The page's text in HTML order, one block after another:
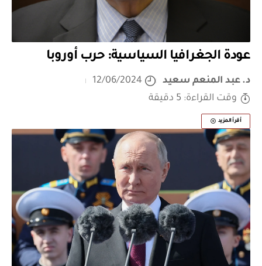
عودة الجغرافيا السياسية: حرب أوروبا
د. عبد المنعم سعيد
12/06/2024
وقت القراءة: 5 دقيقة
أقرأ المزيد